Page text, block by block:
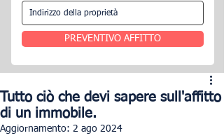
PREVENTIVO AFFITTO
Tutto ciò che devi sapere sull'affitto
di un immobile.
Aggiornamento: 2 ago 2024